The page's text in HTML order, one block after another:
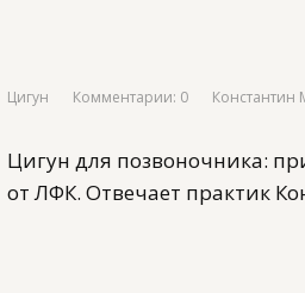
Цигун Комментарии: 0 Константин
Цигун для позвоночника:
от ЛФК. Отвечает практик